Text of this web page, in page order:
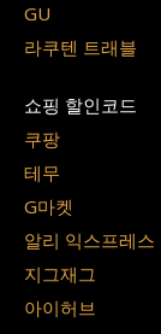
GU
라쿠텐 트래블
쇼핑 할인코드
쿠팡
테무
G마켓
알리 익스프레스
지그재그
아이허브